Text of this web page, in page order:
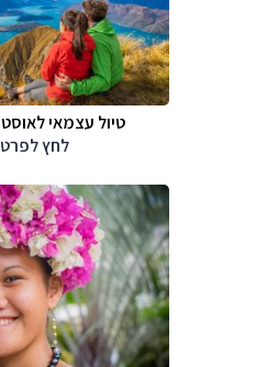
טיול עצמאי
לחץ